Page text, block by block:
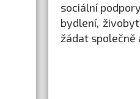
sociální
bydlení,
žádat společně